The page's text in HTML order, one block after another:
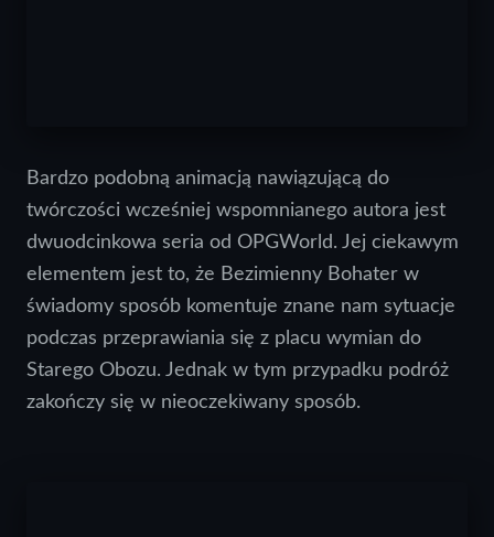
Bardzo podobną animacją nawiązującą do
twórczości wcześniej wspomnianego autora jest
dwuodcinkowa seria od OPGWorld. Jej ciekawym
elementem jest to, że Bezimienny Bohater w
świadomy sposób komentuje znane nam sytuacje
podczas przeprawiania się z placu wymian do
Starego Obozu. Jednak w tym przypadku podróż
zakończy się w nieoczekiwany sposób.